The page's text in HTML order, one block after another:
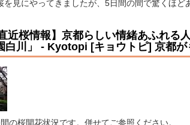
を見にやってきましたが、5日間の間で驚くほど
近桜情報】京都らしい情緒あふれる
川」 - Kyotopi [キョウトピ] 京都が
の桜開花状況です。併せてご参照ください。